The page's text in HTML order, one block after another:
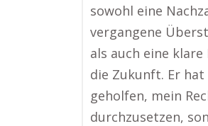
sowohl eine
vergangene
als auch eine
die Zukunft. Er
geholfen, mein
durchzusetzen,